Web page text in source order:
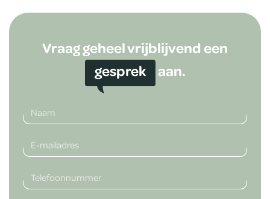
Vraag geheel vrijblijvend een
gesprek
aan.